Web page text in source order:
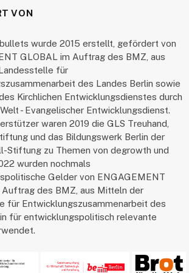
VON
wurde 2015 erstellt, gefördert von
GLOBAL im Auftrag des BMZ, aus
für
des Landes Berlin sowie
Kirchlichen Entwicklungsdienstes durch
- Evangelischer Entwicklungsdienst.
waren 2019 die GLS Treuhand,
und das Bildungswerk Berlin der
Stiftung zu Themen von degrowth und
wurden nochmals
Gelder von ENGAGEMENT
Auftrag des BMZ, aus Mitteln der
für Entwicklungszusammenarbeit des
für entwicklungspolitisch relevante